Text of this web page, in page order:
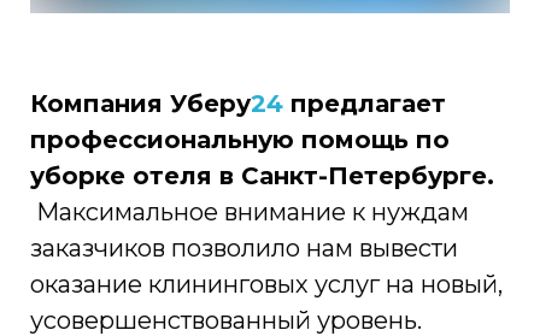
Компания Уберу24 предлагает
профессиональную помощь по
уборке отеля в Санкт-Петербурге.
Максимальное внимание к нуждам
заказчиков позволило нам вывести
оказание клининговых услуг на новый,
усовершенствованный уровень.